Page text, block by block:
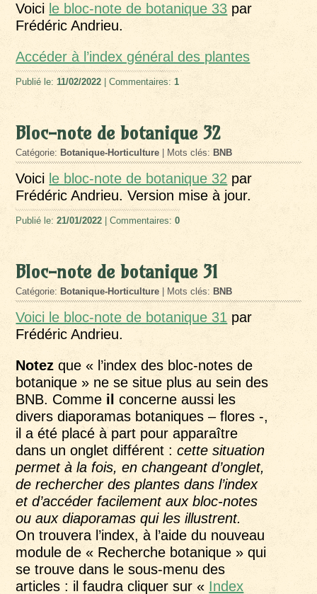
Voici le bloc-note de botanique 33 par
Frédéric Andrieu.
Accéder à l’index général des plantes
Publié le:11/02/2022 | Commentaires:1
Bloc-note de botanique 32
Catégorie: Botanique-Horticulture | Mots clés: BNB
Voici le bloc-note de botanique 32 par
Frédéric Andrieu. Version mise à jour.
Publié le:21/01/2022 | Commentaires:0
Bloc-note de botanique 31
Catégorie: Botanique-Horticulture | Mots clés: BNB
Voici le bloc-note de botanique 31 par
Frédéric Andrieu.
Notez que « l’index des bloc-notes de
botanique » ne se situe plus au sein des
BNB. Comme ilconcerne aussi les
divers diaporamas botaniques – flores -,
il a été placé à part pour apparaître
dans un onglet différent :cette situation
permet à la fois, en changeant d’onglet,
de rechercher des plantes dans l’index
et d’accéder facilement aux bloc-notes
ou aux diaporamas qui les illustrent.
On trouvera l’index, à l’aide du nouveau
module de « Recherche botanique » qui
se trouve dans le sous-menu des
articles : il faudra cliquer sur « Index